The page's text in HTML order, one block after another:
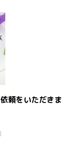
頼をいただきま